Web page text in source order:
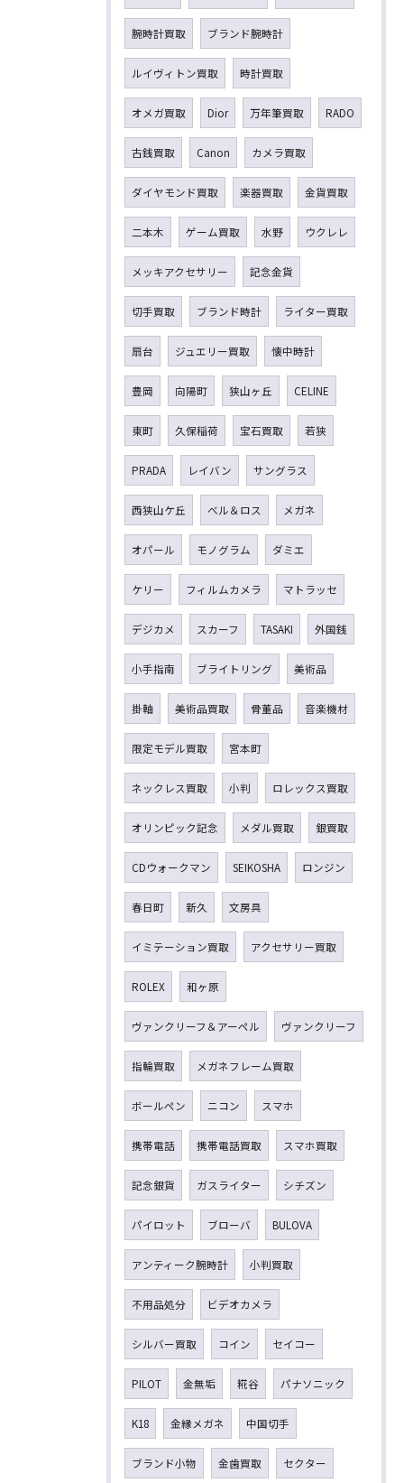
腕時計買取 ブランド腕時計
ルイヴィトン買取 時計買取
オメガ買取 Dior 万年筆買取 RADO
古銭買取 Canon カメラ買取
ダイヤモンド買取 楽器買取 金貨買取
二本木 ゲーム買取 水野 ウクレレ
メッキアクセサリー 記念金貨
切手買取 ブランド時計 ライター買取
扇台 ジュエリー買取 懐中時計
豊岡 向陽町 狭山ヶ丘 CELINE
東町 久保稲荷 宝石買取 若狭
PRADA レイバン サングラス
西狭山ケ丘 ベル＆ロス メガネ
オパール モノグラム ダミエ
ケリー フィルムカメラ マトラッセ
デジカメ スカーフ TASAKI 外国銭
小手指南 ブライトリング 美術品
掛軸 美術品買取 骨董品 音楽機材
限定モデル買取 宮本町
ネックレス買取 小判 ロレックス買取
オリンピック記念 メダル買取 銀買取
CDウォークマン SEIKOSHA ロンジン
春日町 新久 文房具
イミテーション買取 アクセサリー買取
ROLEX 和ヶ原
ヴァンクリーフ＆アーペル ヴァンクリーフ
指輪買取 メガネフレーム買取
ボールペン ニコン スマホ
携帯電話 携帯電話買取 スマホ買取
記念銀貨 ガスライター シチズン
パイロット ブローバ BULOVA
アンティーク腕時計 小判買取
不用品処分 ビデオカメラ
シルバー買取 コイン セイコー
PILOT 金無垢 糀谷 パナソニック
K18 金縁メガネ 中国切手
ブランド小物 金歯買取 セクター